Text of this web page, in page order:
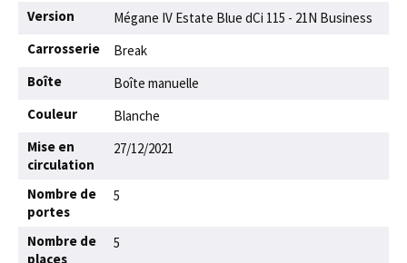
Version
Mégane IV Estate Blue dCi 115 - 21N Business
Carrosserie
Break
Boîte
Boîte manuelle
Couleur
Blanche
Mise en
circulation
27/12/2021
Nombre de
portes
5
Nombre de
places
5